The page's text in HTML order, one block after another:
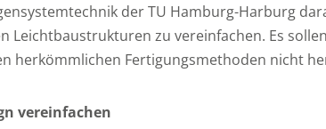
der TU Hamburg-Harburg
Leichtbaustrukturen zu vereinfachen. Es
herkömmlichen Fertigungsmethoden nicht
vereinfachen